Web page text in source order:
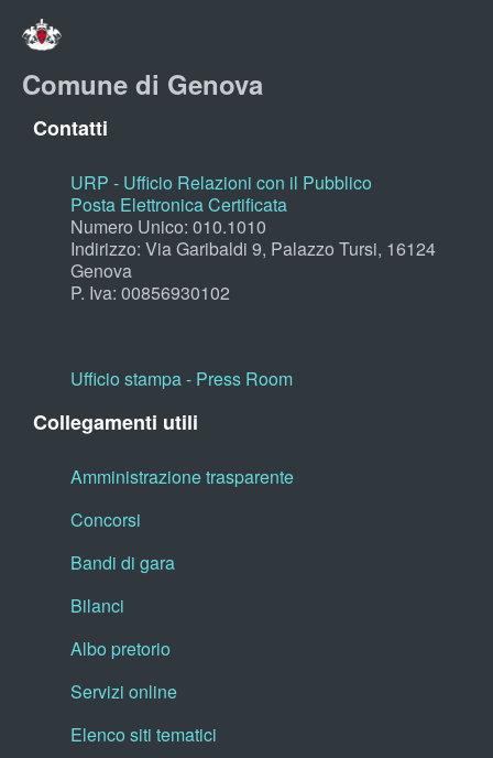
Comune di Genova
Contatti
URP - Ufficio Relazioni con il Pubblico
Posta Elettronica Certificata
Numero Unico: 010.1010
Indirizzo: Via Garibaldi 9, Palazzo Tursi, 16124
Genova
P. Iva: 00856930102
Ufficio stampa - Press Room
Collegamenti utili
Amministrazione trasparente
Concorsi
Bandi di gara
Bilanci
Albo pretorio
Servizi online
Elenco siti tematici